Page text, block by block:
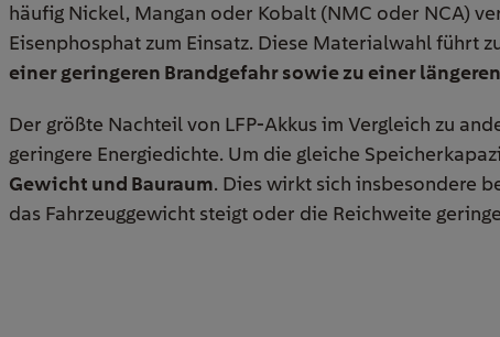
häufig Nickel, Mangan oder Kobalt (NMC oder NCA)
Eisenphosphat zum Einsatz. Diese Materialwahl führt
einer geringeren Brandgefahr sowie zu einer
Der größte Nachteil von LFP-Akkus im Vergleich zu
geringere Energiedichte. Um die gleiche
Gewicht und Bauraum. Dies wirkt sich insbesondere
das Fahrzeuggewicht steigt oder die Reichweite